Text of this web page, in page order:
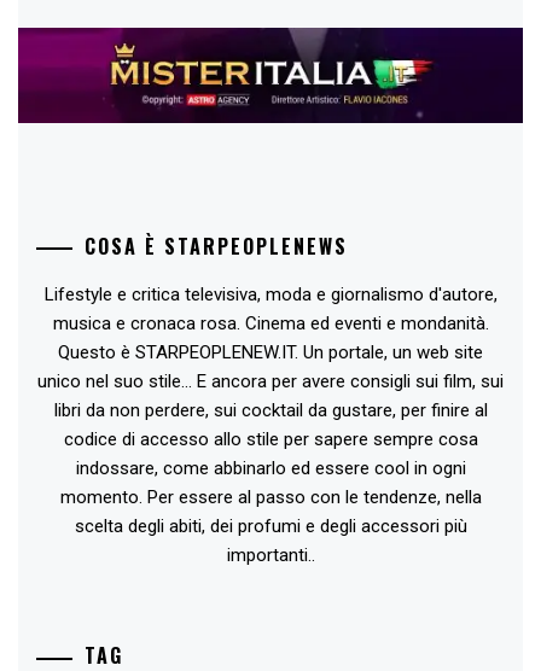
COSA È STARPEOPLENEWS
Lifestyle e critica televisiva, moda e giornalismo d'autore,
musica e cronaca rosa. Cinema ed eventi e mondanità.
Questo è STARPEOPLENEW.IT. Un portale, un web site
unico nel suo stile... E ancora per avere consigli sui film, sui
libri da non perdere, sui cocktail da gustare, per finire al
codice di accesso allo stile per sapere sempre cosa
indossare, come abbinarlo ed essere cool in ogni
momento. Per essere al passo con le tendenze, nella
scelta degli abiti, dei profumi e degli accessori più
importanti..
TAG